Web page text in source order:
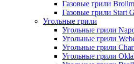
Газовые грили
Газовые грили Start
Угольные грили
Угольные грили
Угольные грили
Угольные грили
Угольные грили